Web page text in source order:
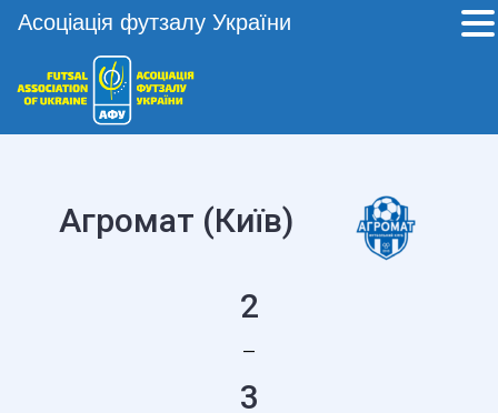
Агромат (Київ)
2
—
3
Асоціація футзалу України